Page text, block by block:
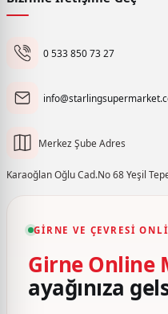
0 533 850 73 27
Merkez Şube Adres
Karaoğlan Oğlu Cad.No 68 Yeşil
GIRNE VE ÇEVRESI
Girne Online
ayağınıza